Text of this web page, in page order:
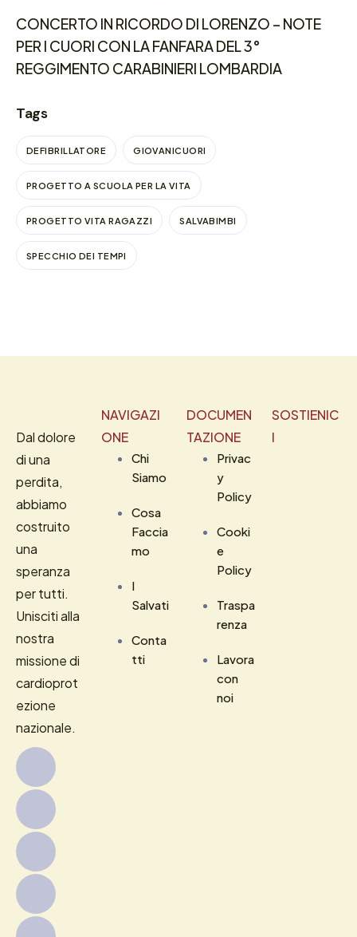
CONCERTO IN RICORDO DI LORENZO – NOTE
PER I CUORI CON LA FANFARA DEL 3°
REGGIMENTO CARABINIERI LOMBARDIA
Tags
DEFIBRILLATORE GIOVANICUORI
PROGETTO A SCUOLA PER LA VITA
PROGETTO VITA RAGAZZI SALVABIMBI
SPECCHIO DEI TEMPI
Dal dolore
di una
perdita,
abbiamo
costruito
una
speranza
per tutti.
Unisciti alla
nostra
missione di
cardioprot
ezione
nazionale.
NAVIGAZI
ONE
Chi
Siamo
Cosa
Faccia
mo
I
Salvati
Conta
tti
DOCUMEN
TAZIONE
Privac
y
Policy
Cooki
e
Policy
Traspa
renza
Lavora
con
noi
SOSTIENIC
I